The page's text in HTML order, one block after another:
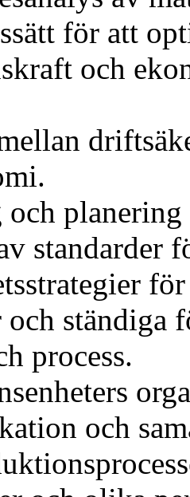
för att
och
och
standarder
och ständiga
process.
och